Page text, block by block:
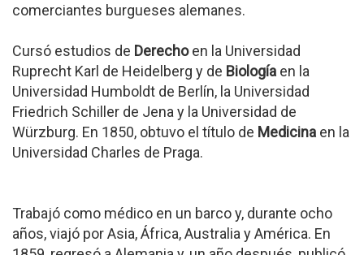
comerciantes burgueses alemanes.
Cursó estudios de Derechoen la Universidad
Ruprecht Karl de Heidelberg y de Biología en la
Universidad Humboldt de Berlín, la Universidad
Friedrich Schiller de Jena y la Universidad de
Würzburg. En 1850, obtuvo el título de Medicina en la
Universidad Charles de Praga.
Trabajó como médico en un barco y, durante ocho
años, viajó por Asia, África, Australia y América. En